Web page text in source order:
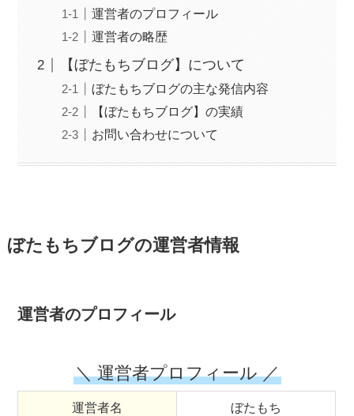
運営者のプロフィール
運営者の略歴
【ぼたもちブログ】について
ぼたもちブログの主な発信内容
【ぼたもちブログ】の実績
お問い合わせについて
ぼたもちブログの運営者情報
運営者のプロフィール
＼ 運営者プロフィール ／
運営者名 ぼたもち